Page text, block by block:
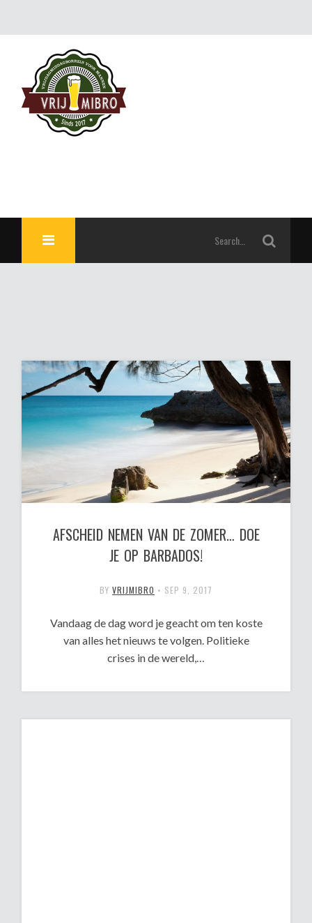
AFSCHEID NEMEN VAN DE ZOMER… DOE
JE OP BARBADOS!
BY VRIJMIBRO • SEP 9, 2017
Vandaag de dag word je geacht om ten koste
van alles het nieuws te volgen. Politieke
crises in de wereld,…